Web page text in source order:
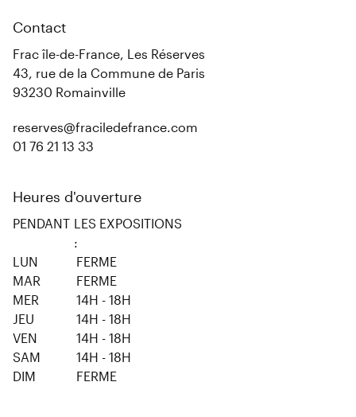
Contact
Frac île-de-France, Les Réserves
43, rue de la Commune de Paris
93230 Romainville
reserves@fraciledefrance.com
01 76 21 13 33
Heures d'ouverture
PENDANT LES EXPOSITIONS
:
LUN
FERME
MAR
FERME
MER
14H - 18H
JEU
14H - 18H
VEN
14H - 18H
SAM
14H - 18H
DIM
FERME